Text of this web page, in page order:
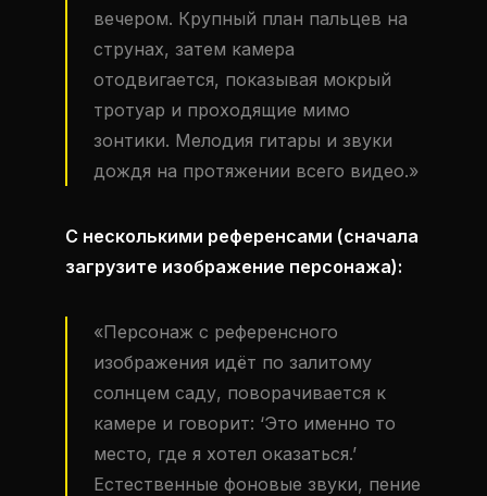
вечером. Крупный план пальцев на
струнах, затем камера
отодвигается, показывая мокрый
тротуар и проходящие мимо
зонтики. Мелодия гитары и звуки
дождя на протяжении всего видео.»
С несколькими референсами (сначала
загрузите изображение персонажа):
«Персонаж с референсного
изображения идёт по залитому
солнцем саду, поворачивается к
камере и говорит: ‘Это именно то
место, где я хотел оказаться.’
Естественные фоновые звуки, пение